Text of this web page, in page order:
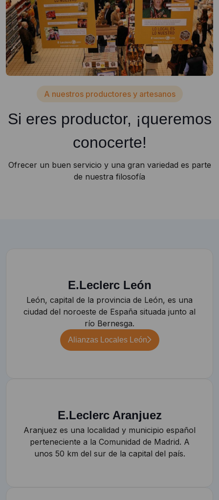
A nuestros productores y artesanos
Si eres productor, ¡queremos
conocerte!
Ofrecer un buen servicio y una gran variedad es parte
de nuestra filosofía
E.Leclerc León
León, capital de la provincia de León, es una
ciudad del noroeste de España situada junto al
río Bernesga.
Alianzas Locales León
E.Leclerc Aranjuez
Aranjuez es una localidad y municipio español
perteneciente a la Comunidad de Madrid. A
unos 50 km del sur de la capital del país.